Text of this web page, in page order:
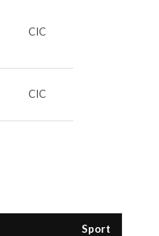
CIC
CIC
Sport